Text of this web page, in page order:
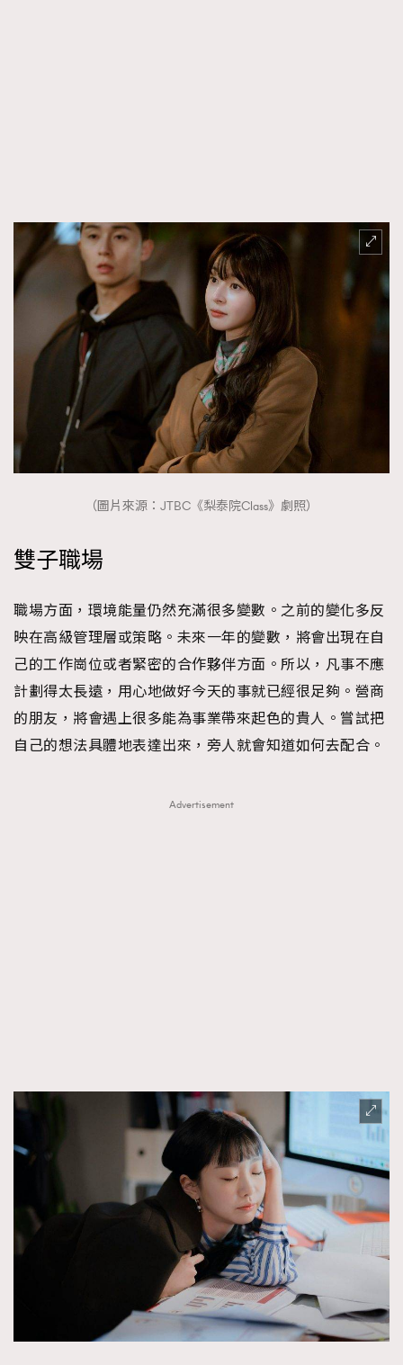
（圖片來源：JTBC《梨泰院Class》劇照）
雙子職場
職場方面，環境能量仍然充滿很多變數。之前的變化多反
映在高級管理層或策略。未來一年的變數，將會出現在自
己的工作崗位或者緊密的合作夥伴方面。所以，凡事不應
計劃得太長遠，用心地做好今天的事就已經很足夠。營商
的朋友，將會遇上很多能為事業帶來起色的貴人。嘗試把
自己的想法具體地表達出來，旁人就會知道如何去配合。
Advertisement